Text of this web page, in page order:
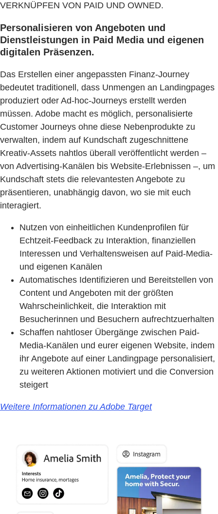
VERKNÜPFEN VON PAID UND OWNED.
Personalisieren von Angeboten und
Dienstleistungen in Paid Media und eigenen
digitalen Präsenzen.
Das Erstellen einer angepassten Finanz-Journey
bedeutet traditionell, dass Unmengen an Landingpages
produziert oder Ad-hoc-Journeys erstellt werden
müssen. Adobe macht es möglich, personalisierte
Customer Journeys ohne diese Nebenprodukte zu
verwalten, indem auf Kundschaft zugeschnittene
Kreativ-Assets nahtlos überall veröffentlicht werden –
von Advertising-Kanälen bis Website-Erlebnissen –, um
Kundschaft stets die relevantesten Angebote zu
präsentieren, unabhängig davon, wo sie mit euch
interagiert.
Nutzen von einheitlichen Kundenprofilen für
Echtzeit-Feedback zu Interaktion, finanziellen
Interessen und Verhaltensweisen auf Paid-Media-
und eigenen Kanälen
Automatisches Identifizieren und Bereitstellen von
Content und Angeboten mit der größten
Wahrscheinlichkeit, die Interaktion mit
Besucherinnen und Besuchern aufrechtzuerhalten
Schaffen nahtloser Übergänge zwischen Paid-
Media-Kanälen und eurer eigenen Website, indem
ihr Angebote auf einer Landingpage personalisiert,
zu weiteren Aktionen motiviert und die Conversion
steigert
Weitere Informationen zu Adobe Target